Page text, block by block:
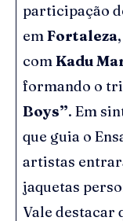
participação
emFortaleza
comKadu
formando o
Boys”. Em
que guia o
artistas
jaquetas
Vale destacar